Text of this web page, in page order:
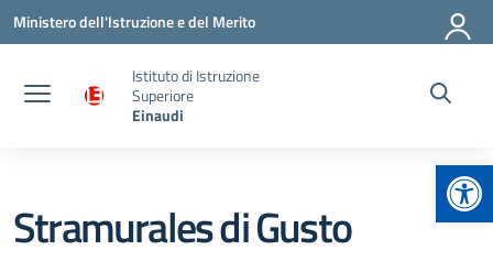
Vai ai contenuti
Vai al menu di navigazione
Vai al footer
Ministero dell'Istruzione e del Merito
Istituto di Istruzione
Superiore
Einaudi
Stramurales di Gusto